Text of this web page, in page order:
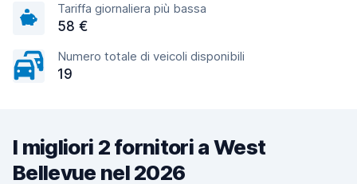
Tariffa giornaliera più bassa
58 €
Numero totale di veicoli disponibili
19
I migliori 2 fornitori a West
Bellevue nel 2026